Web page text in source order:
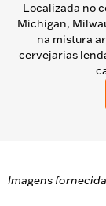
Localizada no
Michigan,
na mistura
cervejarias
Imagens